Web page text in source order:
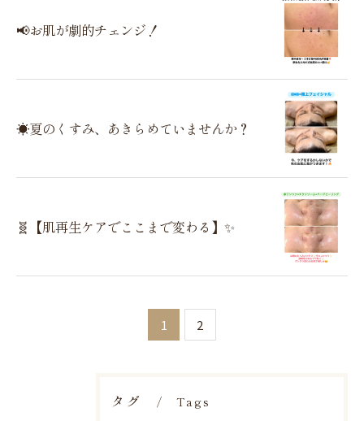
📢お肌が劇的チェンジ！
☀️夏のくすみ、あきらめていませんか？
🧬【肌再生ケアでここまで変わる】✨
1 2
タグ Tags